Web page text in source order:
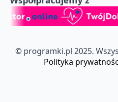
© programki.pl 2025.
Polityka